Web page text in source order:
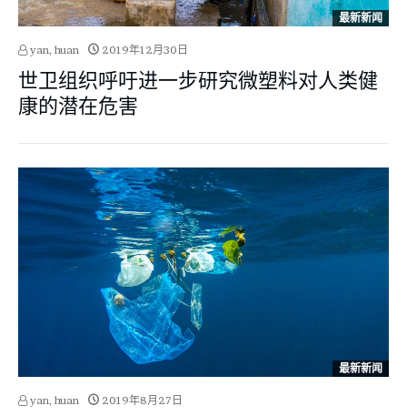
最新新闻
yan, huan 2019年12月30日
世卫组织呼吁进一步研究微塑料对人类健
康的潜在危害
最新新闻
yan, huan 2019年8月27日